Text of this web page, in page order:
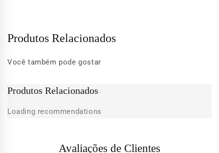
Produtos Relacionados
Você também pode gostar
Produtos Relacionados
Loading recommendations
Avaliações de Clientes